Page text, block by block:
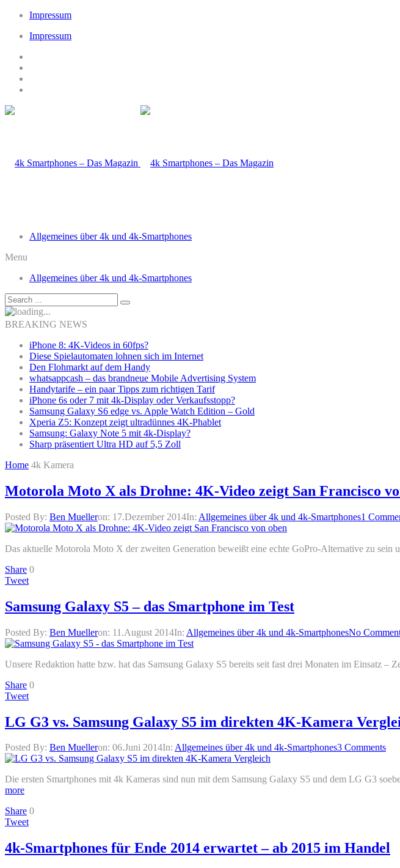
Impressum
Impressum
Allgemeines über 4k und 4k-Smartphones
Menu
Allgemeines über 4k und 4k-Smartphones
BREAKING NEWS
iPhone 8: 4K-Videos in 60fps?
Diese Spielautomaten lohnen sich im Internet
Den Flohmarkt auf dem Handy
whatsappcash – das brandneue Mobile Advertising System
Handytarife – ein paar Tipps zum richtigen Tarif
iPhone 6s oder 7 mit 4k-Display oder Verkaufsstopp?
Samsung Galaxy S6 edge vs. Apple Watch Edition – Gold
Xperia Z5: Konzept zeigt ultradünnes 4K-Phablet
Samsung: Galaxy Note 5 mit 4k-Display?
Sharp präsentiert Ultra HD auf 5,5 Zoll
Home 4k Kamera
Motorola Moto X als Drohne: 4K-Video zeigt San Francisco
Posted By: Ben Muelleron: 17.Dezember 2014In: Allgemeines über 4k und 4k-Smartphones1
Das aktuelle Motorola Moto X der zweiten Generation beweißt eine echte GoPro-Alternative zu sein
Share 0
Tweet
Samsung Galaxy S5 – das Smartphone im Test
Posted By: Ben Muelleron: 11.August 2014In: Allgemeines über 4k und 4k-SmartphonesNo
Unsere Redaktion hatte bzw. hat das Samsung Galaxy S5 bereits seit fast drei Monaten im Einsatz
Share 0
Tweet
LG G3 vs. Samsung Galaxy S5 im direkten 4K-Kamera
Posted By: Ben Muelleron: 06.Juni 2014In: Allgemeines über 4k und 4k-Smartphones3 Comments
Die ersten Smartphones mit 4k Kameras sind nun mit dem Samsung Galaxy S5 und dem LG G3
more
Share 0
Tweet
4k-Smartphones für Ende 2014 erwartet – ab 2015 im Handel